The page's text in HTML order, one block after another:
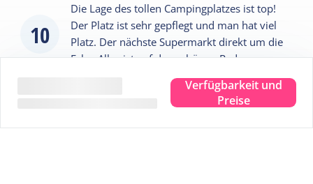
Verfügbarkeit und
Preise
10
Die Lage des tollen Campingplatzes ist top!
Der Platz ist sehr gepflegt und man hat viel
Platz. Der nächste Supermarkt direkt um die
Ecke. Alles ist auf den schönen Radwegen zu
erreichen. Das Restaurant auf dem
Campingplatz kann man auch nur
weiterempfehlen. Wir kommen gerne wieder.